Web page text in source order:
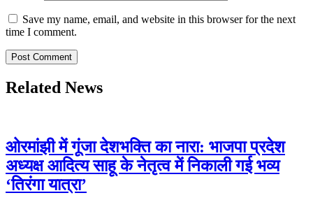
Save my name, email, and website in this browser for the next
time I comment.
Related News
ओरमांझी में गूंजा देशभक्ति का नारा: भाजपा प्रदेश
अध्यक्ष आदित्य साहू के नेतृत्व में निकाली गई भव्य
‘तिरंगा यात्रा’